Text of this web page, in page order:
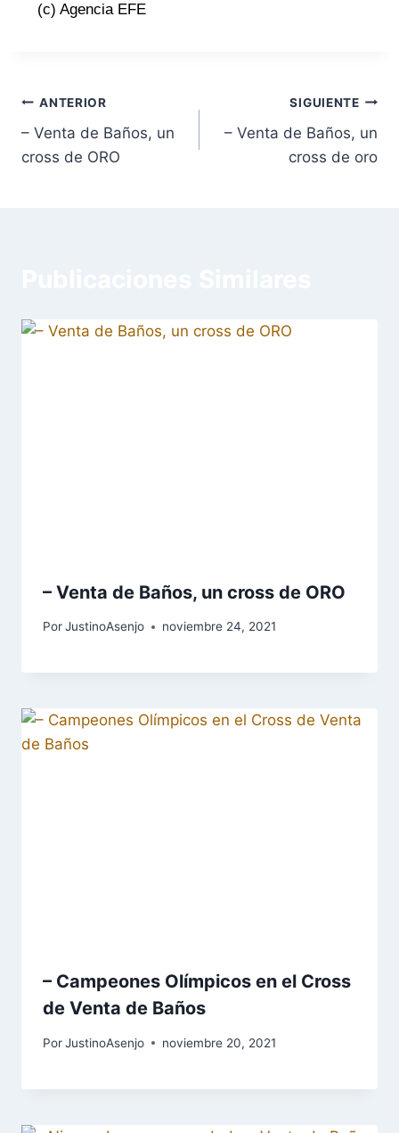
(c) Agencia EFE
ANTERIOR
– Venta de Baños, un
cross de ORO
SIGUIENTE
– Venta de Baños, un
cross de oro
– Venta de Baños, un cross de ORO
PorJustinoAsenjo noviembre 24, 2021
– Campeones Olímpicos en el Cross
de Venta de Baños
PorJustinoAsenjo noviembre 20, 2021